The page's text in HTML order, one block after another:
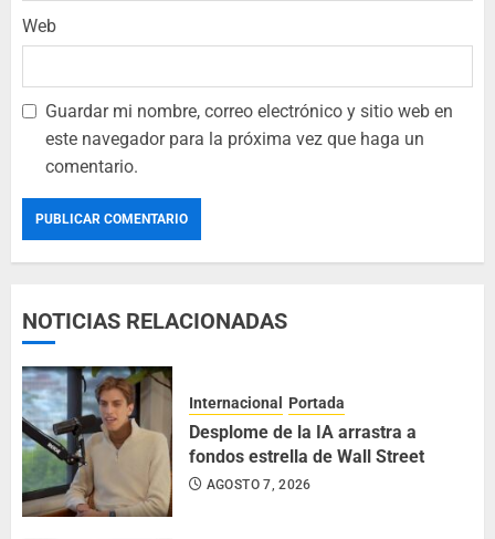
Web
Guardar mi nombre, correo electrónico y sitio web en
este navegador para la próxima vez que haga un
comentario.
NOTICIAS RELACIONADAS
Internacional Portada
Desplome de la IA arrastra a
fondos estrella de Wall Street
AGOSTO 7, 2026